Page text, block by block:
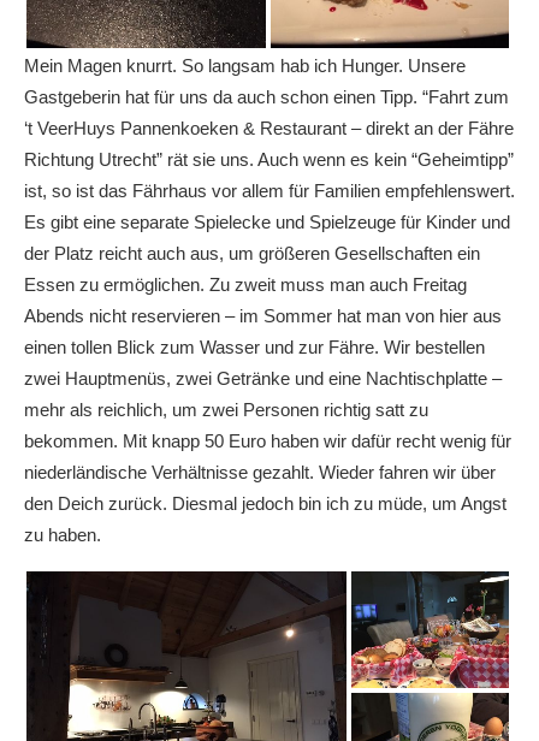
Mein Magen knurrt. So langsam hab ich Hunger. Unsere
Gastgeberin hat für uns da auch schon einen Tipp. “Fahrt zum
‘t VeerHuys Pannenkoeken & Restaurant – direkt an der Fähre
Richtung Utrecht” rät sie uns. Auch wenn es kein “Geheimtipp”
ist, so ist das Fährhaus vor allem für Familien empfehlenswert.
Es gibt eine separate Spielecke und Spielzeuge für Kinder und
der Platz reicht auch aus, um größeren Gesellschaften ein
Essen zu ermöglichen. Zu zweit muss man auch Freitag
Abends nicht reservieren – im Sommer hat man von hier aus
einen tollen Blick zum Wasser und zur Fähre. Wir bestellen
zwei Hauptmenüs, zwei Getränke und eine Nachtischplatte –
mehr als reichlich, um zwei Personen richtig satt zu
bekommen. Mit knapp 50 Euro haben wir dafür recht wenig für
niederländische Verhältnisse gezahlt. Wieder fahren wir über
den Deich zurück. Diesmal jedoch bin ich zu müde, um Angst
zu haben.